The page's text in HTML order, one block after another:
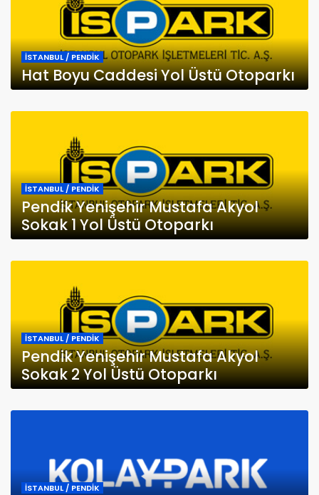
İSTANBUL / PENDİK
Hat Boyu Caddesi Yol Üstü Otoparkı
İSTANBUL / PENDİK
Pendik Yenişehir Mustafa Akyol
Sokak 1 Yol Üstü Otoparkı
İSTANBUL / PENDİK
Pendik Yenişehir Mustafa Akyol
Sokak 2 Yol Üstü Otoparkı
İSTANBUL / PENDİK